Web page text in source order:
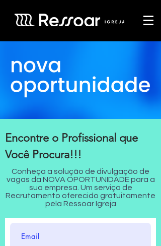
Encontre o Profissional que
Você Procura!!!
Conheça a solução de divulgação de
vagas da NOVA OPORTUNIDADE para a
sua empresa. Um serviço de
Recrutamento oferecido gratuitamente
pela Ressoar Igreja